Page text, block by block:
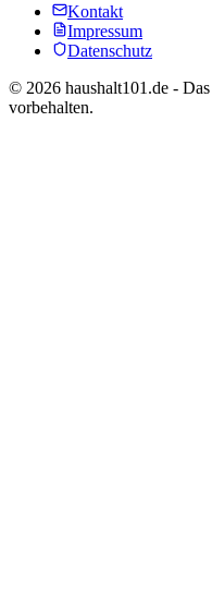
Kontakt
Impressum
Datenschutz
© 2026 haushalt101.de -
vorbehalten.